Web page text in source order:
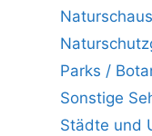
Parks /
Sonstige
Städte und